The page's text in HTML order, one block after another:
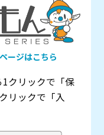
ージはこちら
クリックで「保
リックで「入